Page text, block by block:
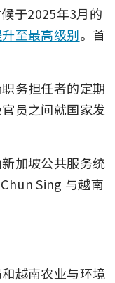
于2025年3月的
至最高级别。首
务担任者的定期
员之间就国家发
加坡公共服务统
Sing 与越南
越南农业与环境